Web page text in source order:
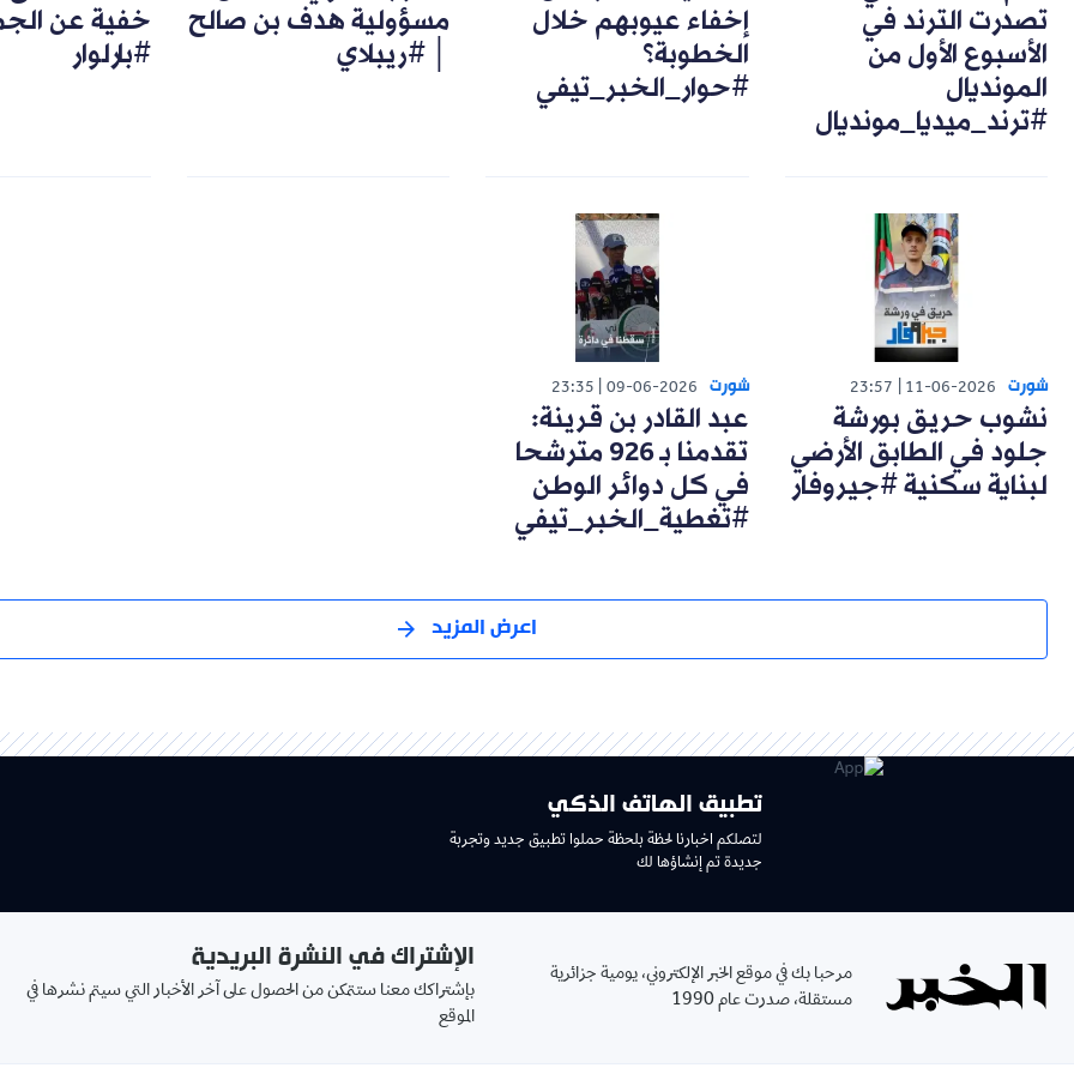
تصدرت الترند في
الأسبوع الأول من
المونديال
#ترند_ميديا_مونديال
إخفاء عيوبهم خلال
الخطوبة؟
#حوار_الخبر_تيفي
مسؤولية هدف بن صالح
│ #ريبلاي
خفية عن
#بارلوار
شورت 11-06-2026
23:57
نشوب حريق بورشة
جلود في الطابق الأرضي
لبناية سكنية #جيروفار
شورت 09-06-2026
23:35
عبد القادر بن قرينة:
تقدمنا بـ 926 مترشحا
في كل دوائر الوطن
#تغطية_الخبر_تيفي
اعرض المزيد
تطبيق الهاتف الذكي
لتصلكم اخبارنا لحظة بلحظة حملوا تطبيق جديد وتجربة
جديدة تم إنشاؤها لك
مرحبا بك في موقع الخبر الإلكتروني، يومية جزائرية
مستقلة، صدرت عام 1990
الإشتراك في النشرة البريدية
بإشتراكك معنا ستتمكن من الحصول على آخر الأخبار التي سيتم نشرها في
الموقع